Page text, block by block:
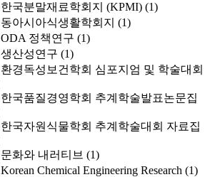
한국분말재료학회지 (KPMI) (1)
동아시아식생활학회지 (1)
ODA 정책연구 (1)
생산성연구 (1)
환경독성보건학회 심포지엄 및 학술대회
한국품질경영학회 추계학술발표논문집
한국자원식물학회 추계학술대회 자료집
문화와 내러티브 (1)
Korean Chemical Engineering Research (1)